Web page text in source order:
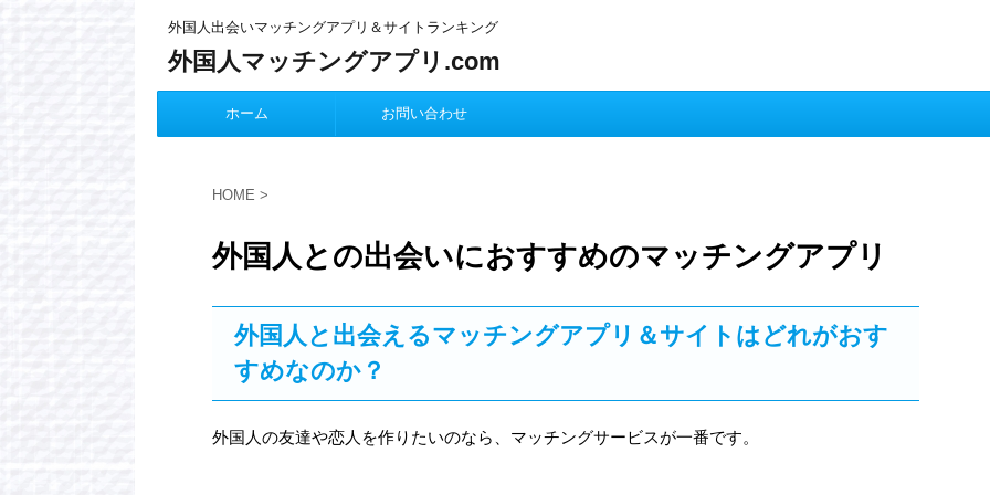
外国人出会いマッチングアプリ＆サイトランキング
外国人マッチングアプリ.com
ホーム お問い合わせ
HOME >
外国人との出会いにおすすめのマッチングアプリ
外国人と出会えるマッチングアプリ＆サイトはどれがおす
すめなのか？
外国人の友達や恋人を作りたいのなら、マッチングサービスが一番です。